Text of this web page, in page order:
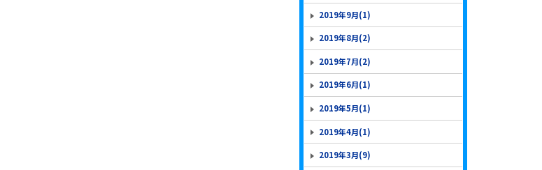
2019年9月(1)
2019年8月(2)
2019年7月(2)
2019年6月(1)
2019年5月(1)
2019年4月(1)
2019年3月(9)